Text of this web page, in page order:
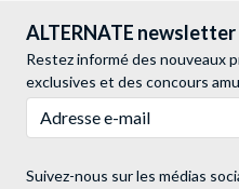
ALTERNATE newsletter
Restez informé des nouveaux
exclusives et des concours
Suivez-nous sur les médias